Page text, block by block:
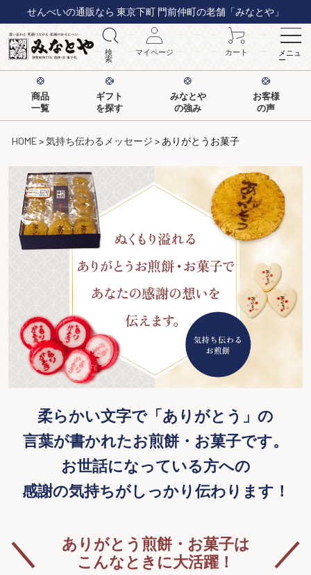
せんべいの通販なら 東京下町 門前仲町の老舗「みなとや」
検
索
マイページ カート メニュ
ー
商品
一覧
ギフト
を探す
みなとや
の強み
お客様
の声
HOME 気持ち伝わるメッセージ ありがとうお菓子
柔らかい文字で「ありがとう」の
言葉が書かれたお煎餅・お菓子です。
お世話になっている方への
感謝の気持ちがしっかり伝わります！
ありがとう煎餅・お菓子は
こんなときに大活躍！